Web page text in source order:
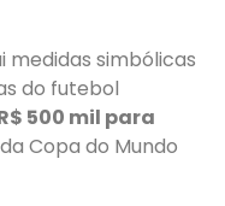
simbólicas
do futebol
500 mil para
Copa do Mundo